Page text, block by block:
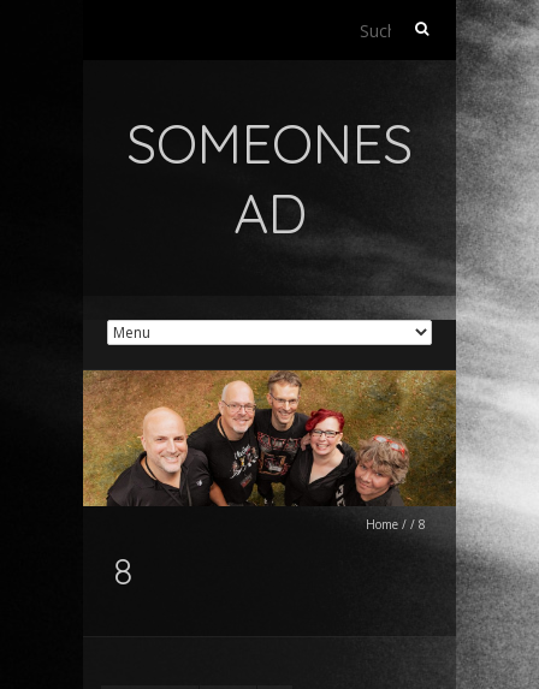
Suchen
SOMEONES
AD
Home / / 8
8